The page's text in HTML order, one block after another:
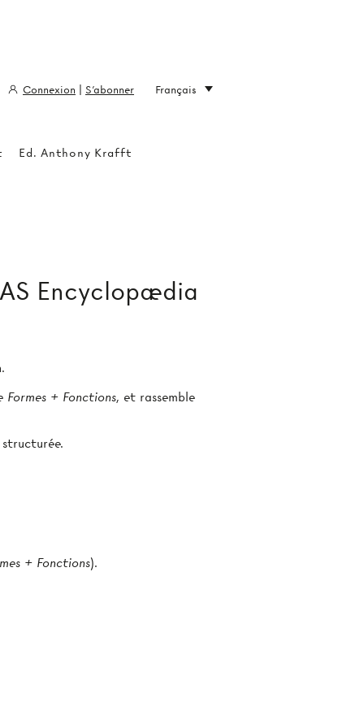
Encyclopædia
+ Fonctions, et rassemble
+ Fonctions).
Ed. Anthony Krafft
Connexion S'abonner Français